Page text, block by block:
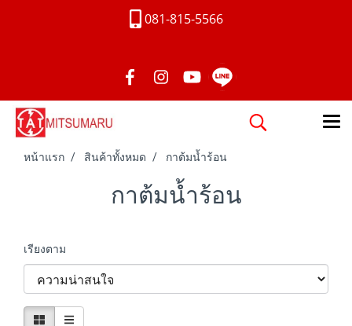
081-815-5566
หน้าแรก สินค้าทั้งหมด กาต้มน้ำร้อน
กาต้มน้ำร้อน
เรียงตาม